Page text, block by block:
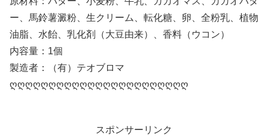
ー、馬鈴薯澱粉、生クリーム、転化糖、卵、全粉乳、植物
油脂、水飴、乳化剤（大豆由来）、香料（ウコン）
内容量：1個
製造者：（有）テオブロマ
ღღღღღღღღღღღღღღღღღღღღღღღ
スポンサーリンク